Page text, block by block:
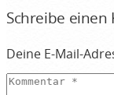
Schreibe einen
Deine E-Mail-